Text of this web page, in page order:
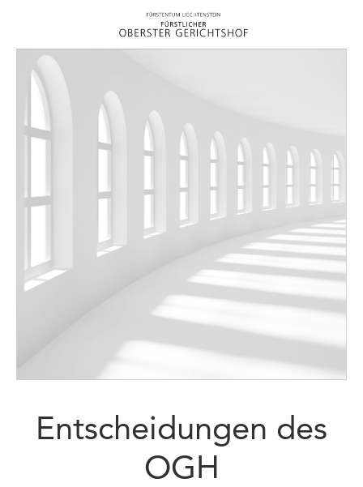
Entscheidungen des
OGH